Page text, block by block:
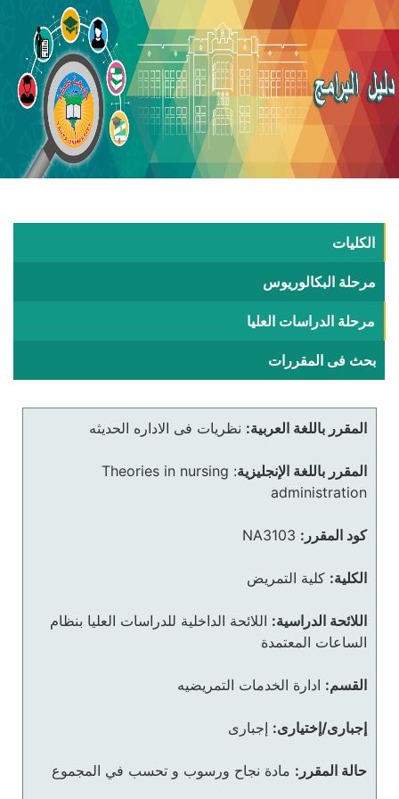
الكليات
مرحلة البكالوريوس
مرحلة الدراسات العليا
بحث فى المقررات
المقرر باللغة العربية: نظريات فى الاداره الحديثه
المقرر باللغة الإنجليزية:
Theories in nursing
administration
كود المقرر: NA3103
الكلية: كلية التمريض
اللائحة الدراسية: اللائحة الداخلية للدراسات العليا بنظام
الساعات المعتمدة
القسم: ادارة الخدمات التمريضيه
إجبارى/إختيارى: إجبارى
حالة المقرر: مادة نجاح ورسوب و تحسب في المجموع